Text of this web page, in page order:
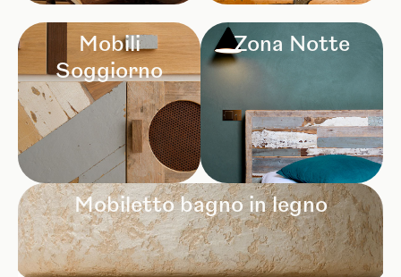
Mobili
Soggiorno
Zona Notte
Mobiletto bagno in legno